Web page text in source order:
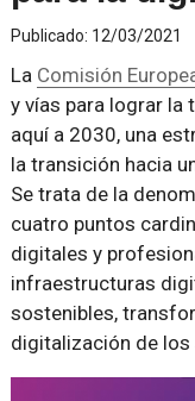
Publicado: 12/03/2021
La Comisión
y vías para lograr la
aquí a 2030, una
la transición hacia
Se trata de la
cuatro puntos
digitales y
infraestructuras
sostenibles,
digitalización de